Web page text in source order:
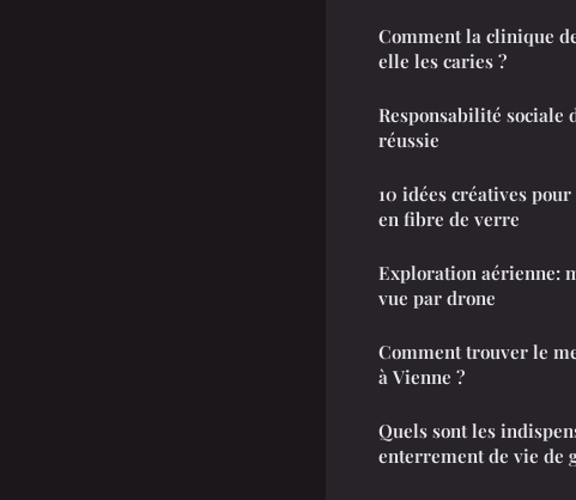
Comment la clinique
elle les caries ?
Responsabilité sociale
réussie
10 idées créatives
en fibre de verre
Exploration aérienne:
vue par drone
Comment trouver le
à Vienne ?
Quels sont les
enterrement de vie de